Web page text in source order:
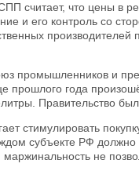
считает, что цены в
и его контроль со
промышленников и
прошлого года
Правительство
стимулировать
субъекте РФ
маржинальность не